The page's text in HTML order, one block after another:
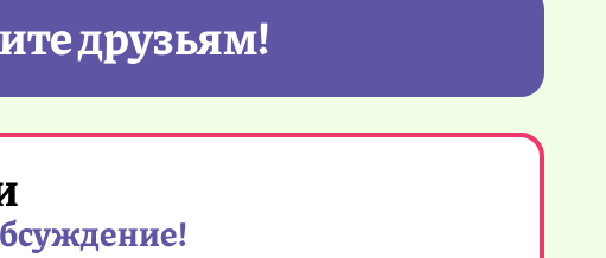
друзьям!